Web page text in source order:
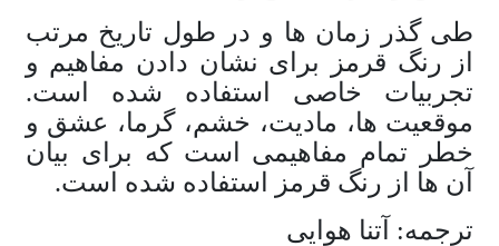
طی گذر زمان ها و در طول تاریخ مرتب
از رنگ قرمز برای نشان دادن مفاهیم و
تجربیات خاصی استفاده شده است.
موقعیت ها، مادیت، خشم، گرما، عشق و
خطر تمام مفاهیمی است که برای بیان
آن ها از رنگ قرمز استفاده شده است.
ترجمه: آتنا هوایی